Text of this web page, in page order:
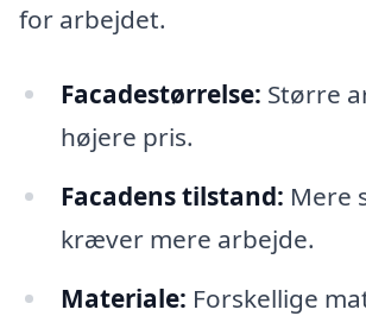
for arbejdet.
Facadestørrelse: Større
højere pris.
Facadens tilstand: Mere
kræver mere arbejde.
Materiale: Forskellige